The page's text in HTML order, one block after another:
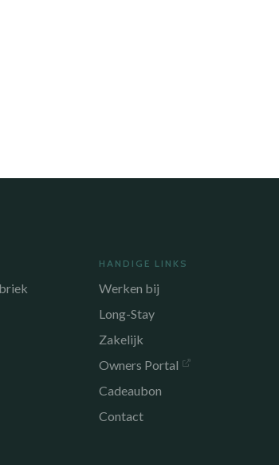
HANDIGE LINKS
Werken bij
Long-Stay
Zakelijk
Owners Portal
Cadeaubon
Contact